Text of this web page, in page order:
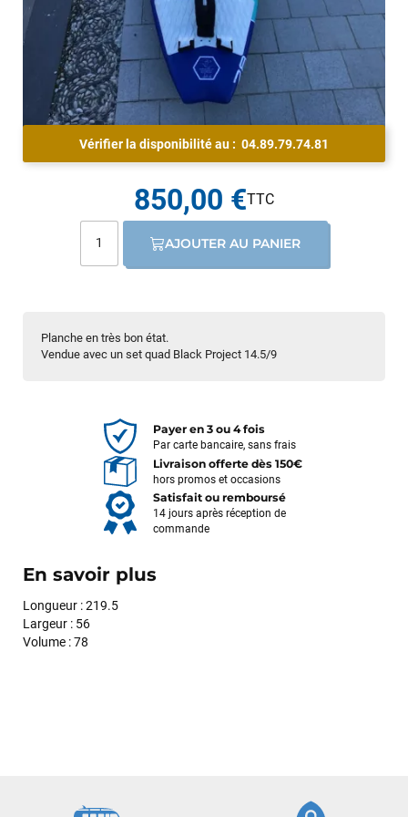
Planche en très bon état.
Vendue avec un set quad Black Project 14.5/9
Vérifier la disponibilité au : 04.89.79.74.81
850,00 €
AJOUTER AU PANIER
Payer en 3 ou 4 fois
Par carte bancaire, sans frais
Livraison offerte dès 150€
hors promos et occasions
Satisfait ou remboursé
14 jours après réception de
commande
En savoir plus
Longueur : 219.5
Largeur : 56
Volume : 78
avec moi les caractéristiques des équipements, me conseiller